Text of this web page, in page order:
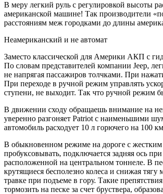
В меру легкий руль с регулировкой высоты
американской машине! Так производители
расстояниям меж городками до длины
Неамериканский и не автомат
Заместо классической для Америки АКП с
По словам представителей компании Jeep,
не напрягая пассажиров толчками. При
При переходе в ручной режим управлять
ступени, не выходит. Так что ручной режим
В движении сходу обращаешь внимание на
уверенно разгоняет Patriot с наименьшими
автомобиль расходует 10 л горючего на 100
В обыкновенном режиме на дороге с
пробуксовывать, подключается задняя ось
расположенной на центральном тоннеле. В
крутящиеся бесполезно колеса и снижая
травке при подъеме в гору. Такие
тормозить на песке за счет бруствера,